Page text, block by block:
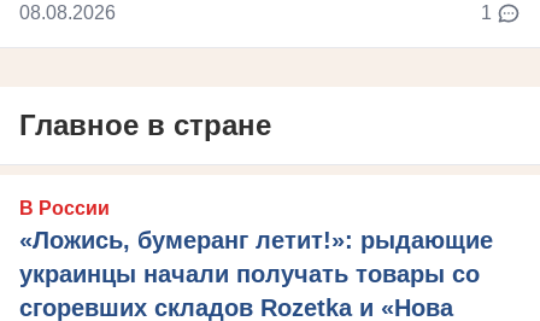
08.08.2026 1
Главное в стране
В России
«Ложись, бумеранг летит!»: рыдающие
украинцы начали получать товары со
сгоревших складов Rozetka и «Нова